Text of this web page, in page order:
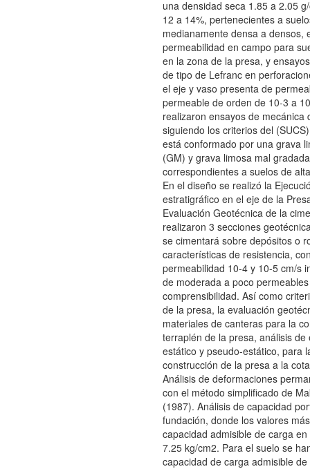
una densidad seca 1.85 a 2.05
12 a 14%, pertenecientes a
medianamente densa a densos,
permeabilidad en campo para
en la zona de la presa, y
de tipo de Lefranc en
el eje y vaso presenta de
permeable de orden de 10-3 a
realizaron ensayos de mecánica
siguiendo los criterios del
está conformado por una grava
(GM) y grava limosa mal
correspondientes a suelos de
En el diseño se realizó la
estratigráfico en el eje de la
Evaluación Geotécnica de la
realizaron 3 secciones
se cimentará sobre depósitos o
características de resistencia,
permeabilidad 10-4 y 10-5 cm/s
de moderada a poco
comprensibilidad. Así como
de la presa, la evaluación
materiales de canteras para la
terraplén de la presa, análisis de
estático y pseudo-estático, para
construcción de la presa a la
Análisis de deformaciones
con el método simplificado de
(1987). Análisis de capacidad
fundación, donde los valores
capacidad admisible de carga
7.25 kg/cm2. Para el suelo se
capacidad de carga admisible